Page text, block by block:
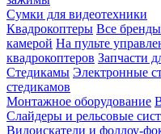
Сумки для видеотехники
Квадрокоптеры Все бренды
камерой На пульте
квадрокоптеров Запчасти
Стедикамы Электронные
стедикамов
Монтажное оборудование
Слайдеры и рельсовые
Видоискатели и фоллоу-